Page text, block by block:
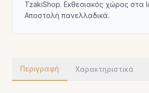
TzakiShop. Εκθεσιακός χώρος στα
Αποστολή πανελλαδικά.
Περιγραφή Χαρακτηριστικά